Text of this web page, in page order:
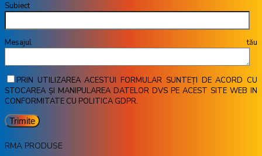
Subiect
Mesajul tău
PRIN UTILIZAREA ACESTUI FORMULAR SUNTEȚI DE ACORD CU
STOCAREA ȘI MANIPULAREA DATELOR DVS PE ACEST SITE WEB IN
CONFORMITATE CU POLITICA GDPR.
RMA PRODUSE